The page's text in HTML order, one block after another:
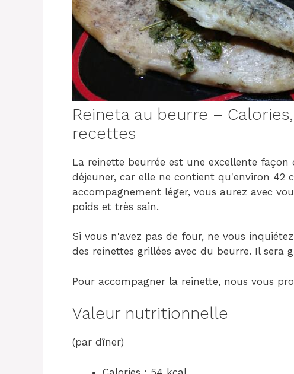
Reineta au beurre –
recettes
La reinette beurrée est une excellente
déjeuner, car elle ne contient qu'environ 42
accompagnement léger, vous aurez avec
poids et très sain.
Si vous n'avez pas de four, ne vous
des reinettes grillées avec du beurre. Il sera
Pour accompagner la reinette, nous vous
Valeur nutritionnelle
(par dîner)